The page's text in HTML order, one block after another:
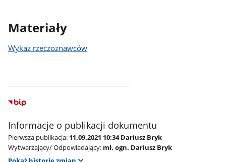
Materiały
Wykaz rzeczoznawców
Informacje o publikacji dokumentu
Pierwsza publikacja: 11.09.2021 10:34 Dariusz Bryk
Wytwarzający/ Odpowiadający: mł. ogn. Dariusz Bryk